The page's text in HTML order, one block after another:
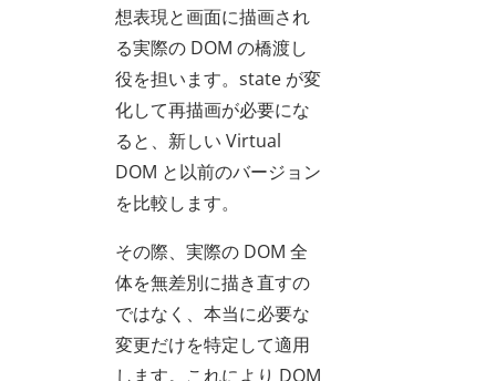
想表現と画面に描画され
る実際の DOM の橋渡し
役を担います。state が変
化して再描画が必要にな
ると、新しい Virtual
DOM と以前のバージョン
を比較します。
その際、実際の DOM 全
体を無差別に描き直すの
ではなく、本当に必要な
変更だけを特定して適用
します。これにより DOM